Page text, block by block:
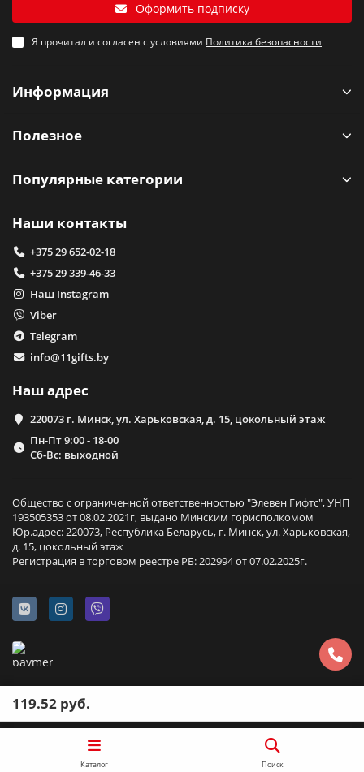
Оформить подписку
Я прочитал и согласен с условиями Политика безопасности
Информация
Полезное
Популярные категории
Наши контакты
+375 29 652-02-18
+375 29 339-46-33
Наш Instagram
Viber
Telegram
info@11gifts.by
Наш адрес
220073 г. Минск, ул. Харьковская, д. 15, цокольный этаж
Пн-Пт 9:00 - 18-00
Сб-Вс: выходной
Общество с ограниченной ответственностью "Элевен Гифтс", УНП
193505353 от 08.02.2021г, выдано Минским горисполкомом
Юр.адрес: 220073, Республика Беларусь, г. Минск, ул. Харьковская,
д. 15, цокольный этаж
Регистрация в торговом реестре РБ: 202994 от 07.02.2025г.
119.52 руб.
Каталог Поиск